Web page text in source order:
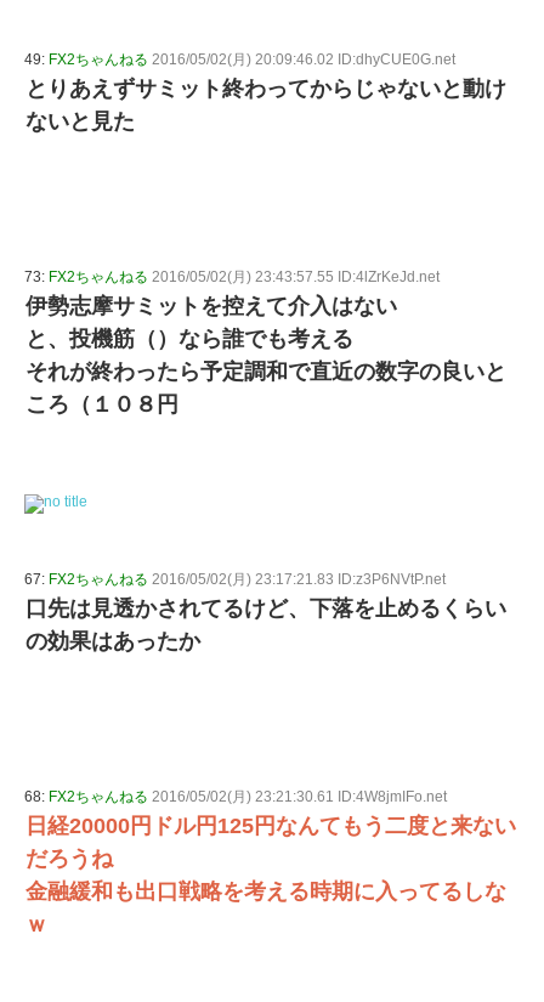
49: FX2ちゃんねる 2016/05/02(月) 20:09:46.02 ID:dhyCUE0G.net
とりあえずサミット終わってからじゃないと動け
ないと見た
73: FX2ちゃんねる 2016/05/02(月) 23:43:57.55 ID:4lZrKeJd.net
伊勢志摩サミットを控えて介入はない
と、投機筋（）なら誰でも考える
それが終わったら予定調和で直近の数字の良いと
ころ（１０８円
67: FX2ちゃんねる 2016/05/02(月) 23:17:21.83 ID:z3P6NVtP.net
口先は見透かされてるけど、下落を止めるくらい
の効果はあったか
68: FX2ちゃんねる 2016/05/02(月) 23:21:30.61 ID:4W8jmIFo.net
日経20000円ドル円125円なんてもう二度と来ない
だろうね
金融緩和も出口戦略を考える時期に入ってるしな
ｗ